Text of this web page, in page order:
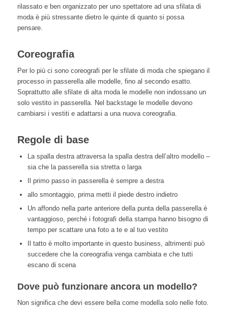
rilassato e ben organizzato per uno spettatore ad una sfilata di
moda è più stressante dietro le quinte di quanto si possa
pensare.
Coreografia
Per lo più ci sono coreografi per le sfilate di moda che spiegano il
processo in passerella alle modelle, fino al secondo esatto.
Soprattutto alle sfilate di alta moda le modelle non indossano un
solo vestito in passerella. Nel backstage le modelle devono
cambiarsi i vestiti e adattarsi a una nuova coreografia.
Regole di base
La spalla destra attraversa la spalla destra dell’altro modello –
sia che la passerella sia stretta o larga
Il primo passo in passerella è sempre a destra
allo smontaggio, prima metti il piede destro indietro
Un affondo nella parte anteriore della punta della passerella è
vantaggioso, perché i fotografi della stampa hanno bisogno di
tempo per scattare una foto a te e al tuo vestito
Il tatto è molto importante in questo business, altrimenti può
succedere che la coreografia venga cambiata e che tutti
escano di scena
Dove può funzionare ancora un modello?
Non significa che devi essere bella come modella solo nelle foto.